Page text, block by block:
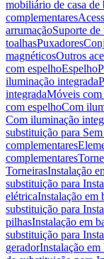
mobiliário de casa de
complementares
arrumaçãoSuporte de
toalhasPuxadores
magnéticosOutros
com espelhoEspelho
iluminação integrada
integradaMóveis com
com espelhoCom
Com iluminação
substituição para
complementares
complementares
TorneirasInstalação
substituição para
elétricaInstalação em
substituição para
pilhasInstalação em
substituição para
geradorInstalação